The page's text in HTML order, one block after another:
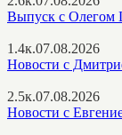
Выпуск с Олегом
1.4к.07.08.2026
Новости с
2.5к.07.08.2026
Новости с